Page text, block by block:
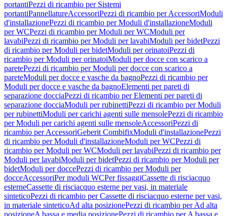
portantiPezzi di ricambio per Sistemi
portantiPannellatureAccessoriPezzi di ricambio per AccessoriModuli
d'installazionePezzi di ricambio per Moduli d'installazioneModuli
per WCPezzi di ricambio per Moduli per WCModuli per
lavabiPezzi di ricambio per Moduli per lavabiModuli per bidetPezzi
di ricambio per Moduli per bidetModuli per orinatoiPezzi di
ricambio per Moduli per orinatoiModuli per docce con scarico a
paretePezzi di ricambio per Moduli per docce con scarico a
pareteModuli per docce e vasche da bagnoPezzi di ricambio per
Moduli per docce e vasche da bagnoElementi per pareti di
separazione docciaPezzi di ricambio per Elementi per pareti di
separazione docciaModuli per rubinettiPezzi di ricambio per Moduli
per rubinettiModuli per carichi agenti sulle mensolePezzi di ricambio
per Moduli per carichi agenti sulle mensoleAccessoriPezzi di
ricambio per AccessoriGeberit CombifixModuli d'installazionePezzi
di ricambio per Moduli d'installazioneModuli per WCPezzi di
ricambio per Moduli per WCModuli per lavabiPezzi di ricambio per
Moduli per lavabiModuli per bidetPezzi di ricambio per Moduli per
bidetModuli per doccePezzi di ricambio per Moduli per
docceAccessoriPer moduli WCPer fissaggiCassette di risciacquo
esterneCassette di risciacquo esterne per vasi, in materiale
sinteticoPezzi di ricambio per Cassette di risciacquo esterne per vasi,
in materiale sinteticoAd alta posizionePezzi di ricambio per Ad alta
posizioneA bassa e media posizionePezzi di ricambio per A bassa e